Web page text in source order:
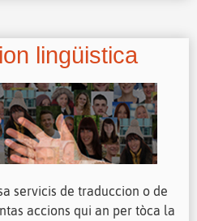
lingüistica
servicis de traduccion o de
accions qui an per tòca la